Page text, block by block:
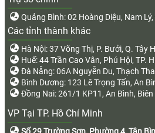
Quảng Bình: 02 Hoàng Diệu, Nam
Các tỉnh thành khác
Hà Nội: 37 Võng Thị, P. Bưởi, Q. Tây
Huế: 44 Trần Cao Vân, Phú Hội, TP.
Đà Nẵng: 06A Nguyễn Du, Thạch
Bình Dương: 123 Lê Trọng Tấn, An
Đồng Nai: 261/1 KP11, An Bình, Biên
VP Tại TP. Hồ Chí Minh